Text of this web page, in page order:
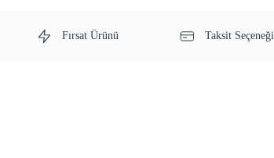
Fırsat Ürünü Taksit Seçeneği